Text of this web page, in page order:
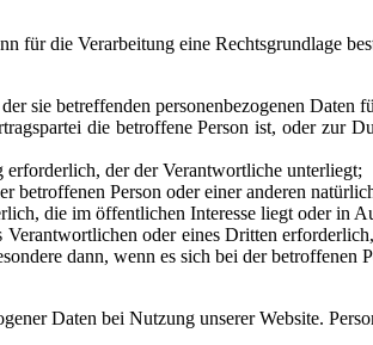
für die Verarbeitung eine Rechtsgrundlage
sie betreffenden personenbezogenen Daten
die betroffene Person ist, oder zur
der der Verantwortliche unterliegt;
Person oder einer anderen
die im öffentlichen Interesse liegt oder in
oder eines Dritten
dann, wenn es sich bei der betroffenen
Daten bei Nutzung unserer Website.